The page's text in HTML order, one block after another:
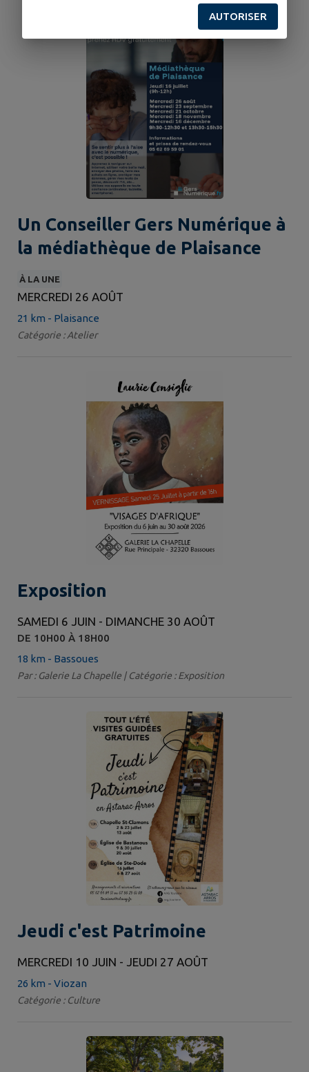
Un Conseiller Gers Numérique à
la médiathèque de Plaisance
À LA UNE
MERCREDI 26 AOÛT
21 km - Plaisance
Catégorie : Atelier
Exposition
SAMEDI 6 JUIN - DIMANCHE 30 AOÛT
DE 10H00 À 18H00
18 km - Bassoues
Par : Galerie La Chapelle | Catégorie : Exposition
Jeudi c'est Patrimoine
MERCREDI 10 JUIN - JEUDI 27 AOÛT
26 km - Viozan
Catégorie : Culture
AUTORISER